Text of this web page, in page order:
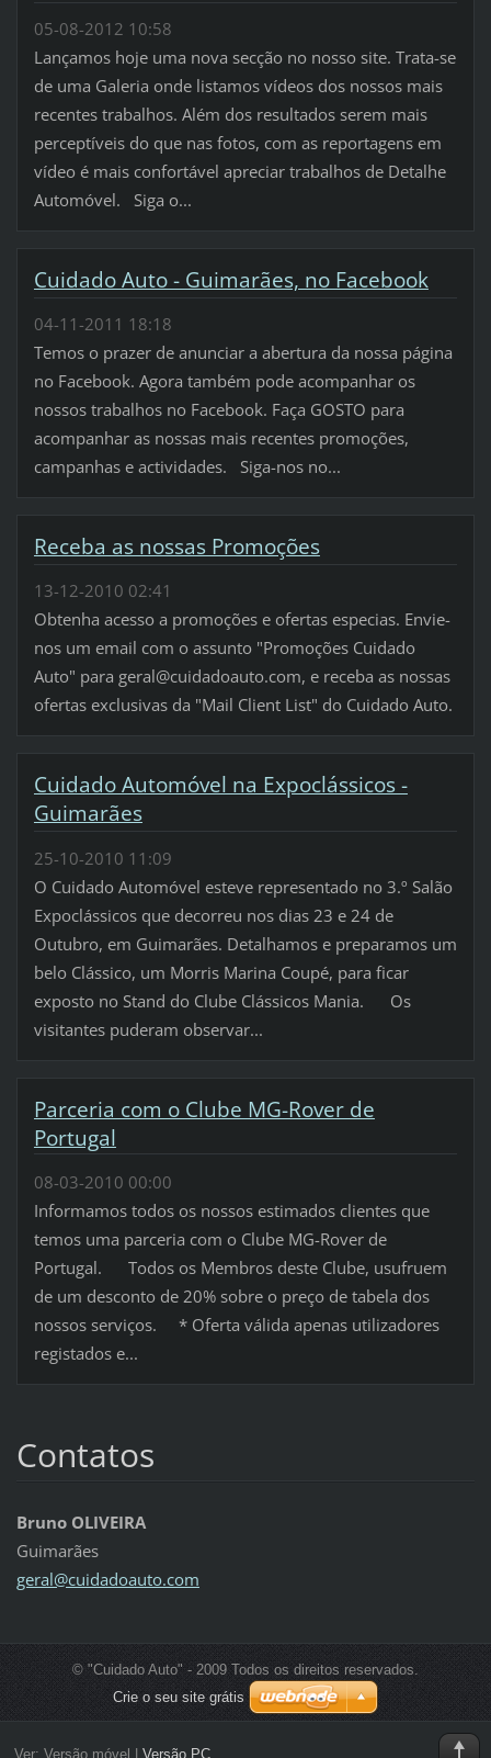
05-08-2012 10:58
Lançamos hoje uma nova secção no nosso site. Trata-se
de uma Galeria onde listamos vídeos dos nossos mais
recentes trabalhos. Além dos resultados serem mais
perceptíveis do que nas fotos, com as reportagens em
vídeo é mais confortável apreciar trabalhos de Detalhe
Automóvel. Siga o...
Cuidado Auto - Guimarães, no Facebook
04-11-2011 18:18
Temos o prazer de anunciar a abertura da nossa página
no Facebook. Agora também pode acompanhar os
nossos trabalhos no Facebook. Faça GOSTO para
acompanhar as nossas mais recentes promoções,
campanhas e actividades. Siga-nos no...
Receba as nossas Promoções
13-12-2010 02:41
Obtenha acesso a promoções e ofertas especias. Envie-
nos um email com o assunto "Promoções Cuidado
Auto" para geral@cuidadoauto.com, e receba as nossas
ofertas exclusivas da "Mail Client List" do Cuidado Auto.
Cuidado Automóvel na Expoclássicos -
Guimarães
25-10-2010 11:09
O Cuidado Automóvel esteve representado no 3.º Salão
Expoclássicos que decorreu nos dias 23 e 24 de
Outubro, em Guimarães. Detalhamos e preparamos um
belo Clássico, um Morris Marina Coupé, para ficar
exposto no Stand do Clube Clássicos Mania. Os
visitantes puderam observar...
Parceria com o Clube MG-Rover de
Portugal
08-03-2010 00:00
Informamos todos os nossos estimados clientes que
temos uma parceria com o Clube MG-Rover de
Portugal. Todos os Membros deste Clube, usufruem
de um desconto de 20% sobre o preço de tabela dos
nossos serviços. * Oferta válida apenas utilizadores
registados e...
Contatos
Bruno OLIVEIRA
Guimarães
geral@cuidadoauto.com
© "Cuidado Auto" - 2009 Todos os direitos reservados.
Crie o seu site grátis
Ver: Versão móvel Versão PC